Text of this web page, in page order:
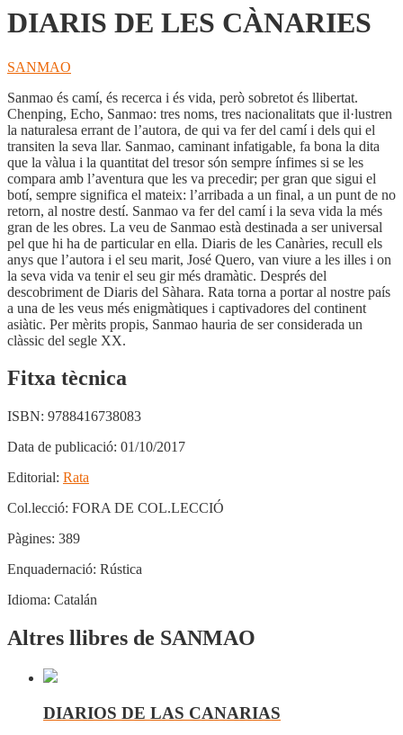
DIARIS DE LES CÀNARIES
SANMAO
Sanmao és camí, és recerca i és vida, però sobretot és llibertat.
Chenping, Echo, Sanmao: tres noms, tres nacionalitats que il·lustren
la naturalesa errant de l’autora, de qui va fer del camí i dels qui el
transiten la seva llar. Sanmao, caminant infatigable, fa bona la dita
que la vàlua i la quantitat del tresor són sempre ínfimes si se les
compara amb l’aventura que les va precedir; per gran que sigui el
botí, sempre significa el mateix: l’arribada a un final, a un punt de no
retorn, al nostre destí. Sanmao va fer del camí i la seva vida la més
gran de les obres. La veu de Sanmao està destinada a ser universal
pel que hi ha de particular en ella. Diaris de les Canàries, recull els
anys que l’autora i el seu marit, José Quero, van viure a les illes i on
la seva vida va tenir el seu gir més dramàtic. Després del
descobriment de Diaris del Sàhara. Rata torna a portar al nostre país
a una de les veus més enigmàtiques i captivadores del continent
asiàtic. Per mèrits propis, Sanmao hauria de ser considerada un
clàssic del segle XX.
Fitxa tècnica
ISBN: 9788416738083
Data de publicació: 01/10/2017
Editorial: Rata
Col.lecció: FORA DE COL.LECCIÓ
Pàgines: 389
Enquadernació: Rústica
Idioma: Catalán
Altres llibres de SANMAO
DIARIOS DE LAS CANARIAS